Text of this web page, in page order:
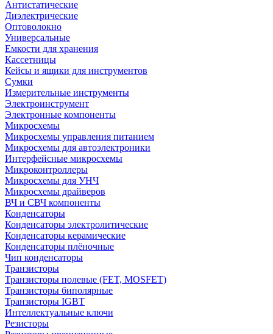
Антистатические
Диэлектрические
Оптоволокно
Универсальные
Емкости для хранения
Кассетницы
Кейсы и ящики для инструментов
Сумки
Измерительные инструменты
Электроинструмент
Электронные компоненты
Микросхемы
Микросхемы управления питанием
Микросхемы для автоэлектроники
Интерфейсные микросхемы
Микроконтроллеры
Микросхемы для УНЧ
Микросхемы драйверов
ВЧ и СВЧ компоненты
Конденсаторы
Конденсаторы электролитические
Конденсаторы керамические
Конденсаторы плёночные
Чип конденсаторы
Транзисторы
Транзисторы полевые (FET, MOSFET)
Транзисторы биполярные
Транзисторы IGBT
Интеллектуальные ключи
Резисторы